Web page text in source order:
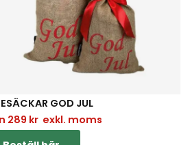
GOD JUL
289 kr exkl. moms